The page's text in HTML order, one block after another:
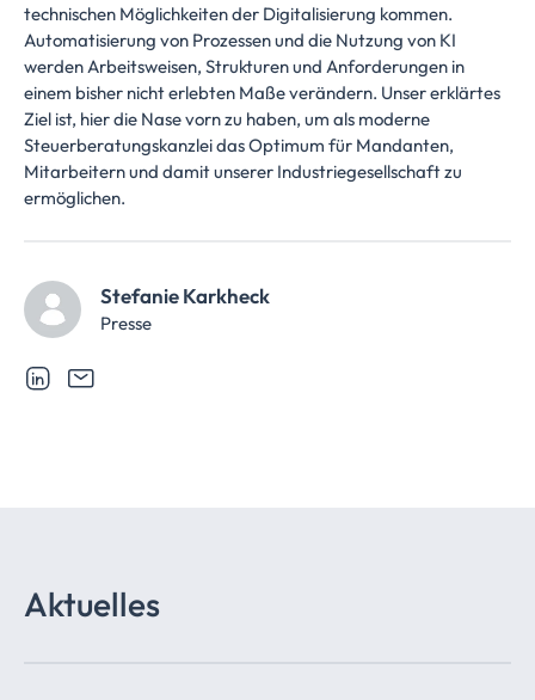
technischen Möglichkeiten der Digitalisierung kommen.
Automatisierung von Prozessen und die Nutzung von KI
werden Arbeitsweisen, Strukturen und Anforderungen in
einem bisher nicht erlebten Maße verändern. Unser erklärtes
Ziel ist, hier die Nase vorn zu haben, um als moderne
Steuerberatungskanzlei das Optimum für Mandanten,
Mitarbeitern und damit unserer Industriegesellschaft zu
ermöglichen.
Stefanie Karkheck
Presse
Aktuelles